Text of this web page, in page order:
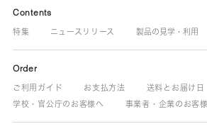
Contents
特集 ニュースリリース 製品の見学・利用
Order
ご利用ガイド お支払方法 送料とお届け日
学校・官公庁のお客様へ
事業者・企業のお客